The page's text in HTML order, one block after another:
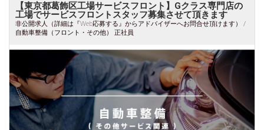
【東京都葛飾区工場サービスフロント】Gクラス専門店の
工場でサービスフロントスタッフ募集させて頂きます
非公開求人（詳細は『Web応募する』からアドバイザーへお問合せ頂けます） /
自動車整備（フロント・その他） 正社員